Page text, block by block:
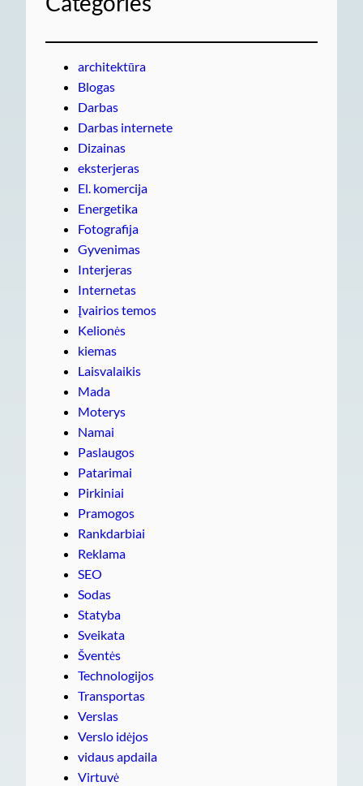
architektūra
Blogas
Darbas
Darbas internete
Dizainas
eksterjeras
El. komercija
Energetika
Fotografija
Gyvenimas
Interjeras
Internetas
Įvairios temos
Kelionės
kiemas
Laisvalaikis
Mada
Moterys
Namai
Paslaugos
Patarimai
Pirkiniai
Pramogos
Rankdarbiai
Reklama
SEO
Sodas
Statyba
Sveikata
Šventės
Technologijos
Transportas
Verslas
Verslo idėjos
vidaus apdaila
Virtuvė